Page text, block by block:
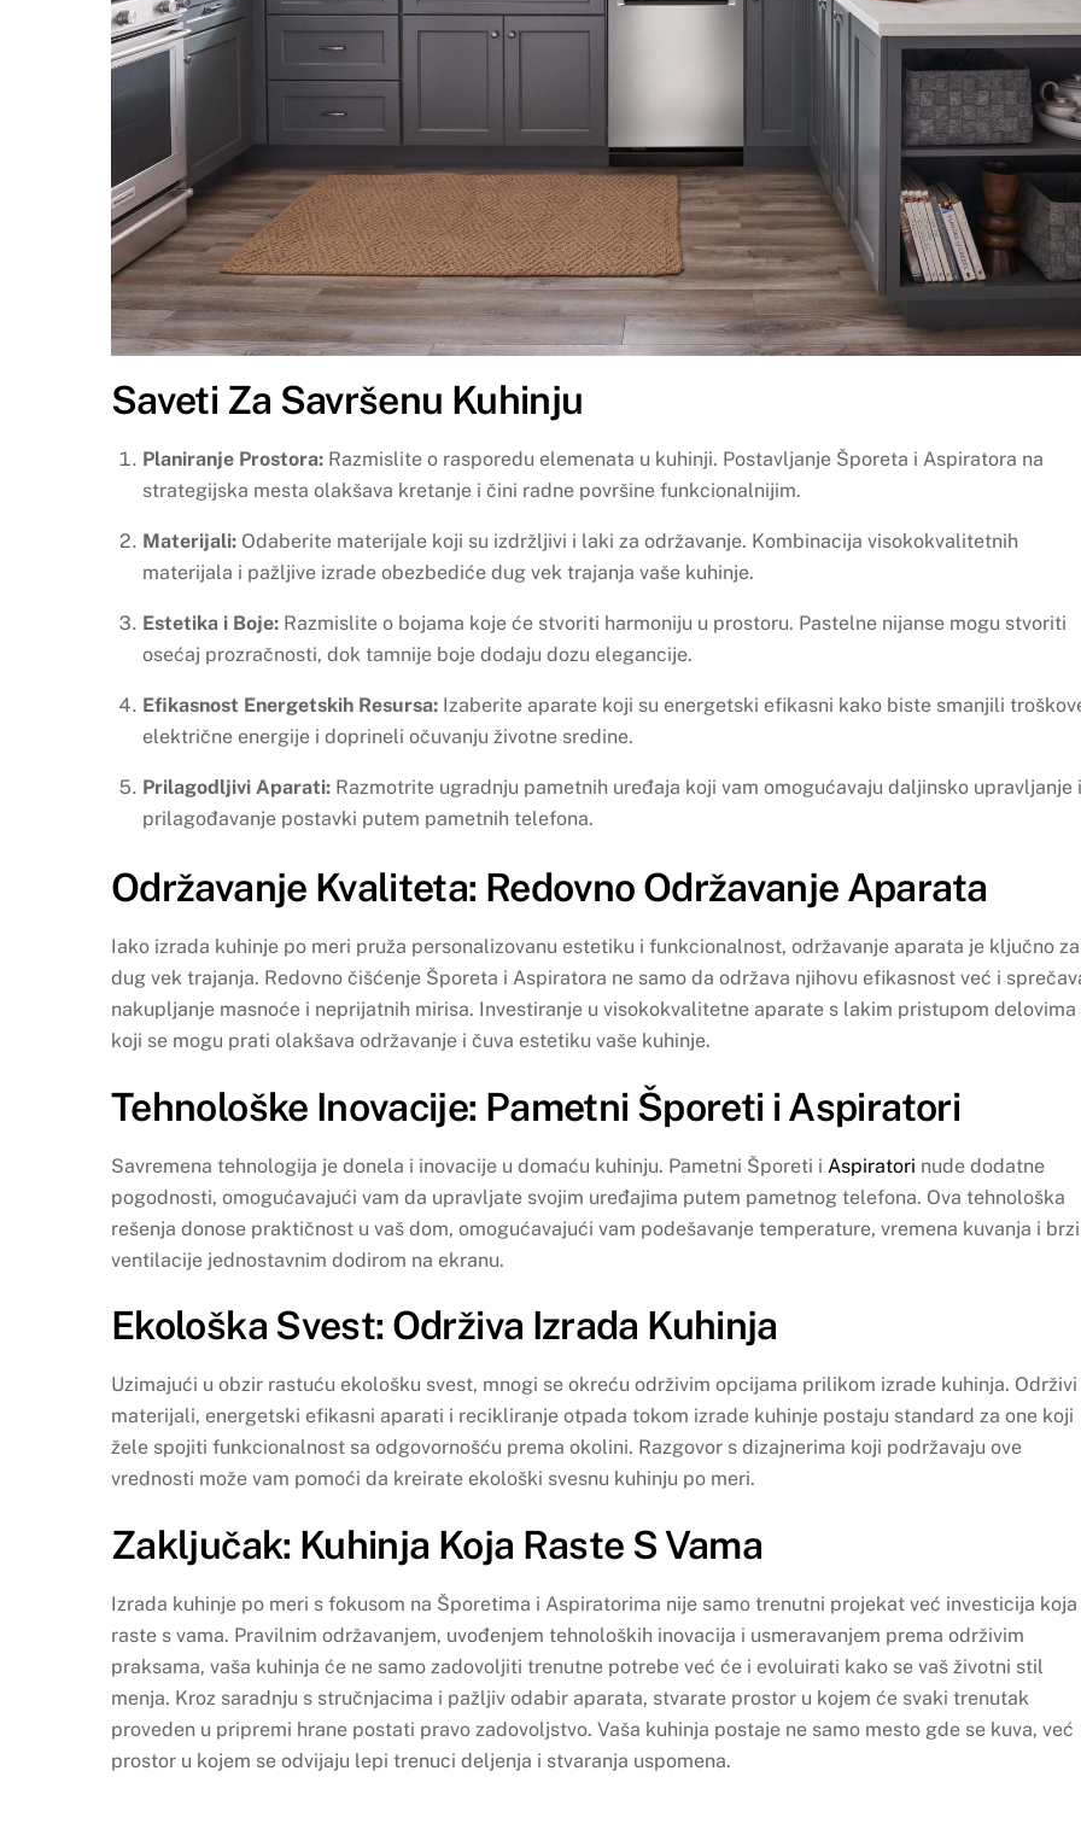
Saveti Za Savršenu Kuhinju
Planiranje Prostora:Razmislite o rasporedu elemenata u kuhinji. Postavljanje Šporeta i Aspiratora na
strategijska mesta olakšava kretanje i čini radne površine funkcionalnijim.
Materijali:Odaberite materijale koji su izdržljivi i laki za održavanje. Kombinacija visokokvalitetnih
materijala i pažljive izrade obezbediće dug vek trajanja vaše kuhinje.
Estetika i Boje:Razmislite o bojama koje će stvoriti harmoniju u prostoru. Pastelne nijanse mogu stvoriti
osećaj prozračnosti, dok tamnije boje dodaju dozu elegancije.
Efikasnost Energetskih Resursa:Izaberite aparate koji su energetski efikasni kako biste smanjili
električne energije i doprineli očuvanju životne sredine.
Prilagodljivi Aparati:Razmotrite ugradnju pametnih uređaja koji vam omogućavaju daljinsko upravljanje i
prilagođavanje postavki putem pametnih telefona.
Održavanje Kvaliteta: Redovno Održavanje Aparata
Iako izrada kuhinje po meri pruža personalizovanu estetiku i funkcionalnost, održavanje aparata je ključno za
dug vek trajanja. Redovno čišćenje Šporeta i Aspiratora ne samo da održava njihovu efikasnost već i
nakupljanje masnoće i neprijatnih mirisa. Investiranje u visokokvalitetne aparate s lakim pristupom delovima
koji se mogu prati olakšava održavanje i čuva estetiku vaše kuhinje.
Tehnološke Inovacije: Pametni Šporeti i Aspiratori
Savremena tehnologija je donela i inovacije u domaću kuhinju. Pametni Šporeti i Aspiratori nude dodatne
pogodnosti, omogućavajući vam da upravljate svojim uređajima putem pametnog telefona. Ova tehnološka
rešenja donose praktičnost u vaš dom, omogućavajući vam podešavanje temperature, vremena kuvanja i
ventilacije jednostavnim dodirom na ekranu.
Ekološka Svest: Održiva Izrada Kuhinja
Uzimajući u obzir rastuću ekološku svest, mnogi se okreću održivim opcijama prilikom izrade kuhinja. Održivi
materijali, energetski efikasni aparati i recikliranje otpada tokom izrade kuhinje postaju standard za one koji
žele spojiti funkcionalnost sa odgovornošću prema okolini. Razgovor s dizajnerima koji podržavaju ove
vrednosti može vam pomoći da kreirate ekološki svesnu kuhinju po meri.
Zaključak: Kuhinja Koja Raste S Vama
Izrada kuhinje po meri s fokusom na Šporetima i Aspiratorima nije samo trenutni projekat već investicija koja
raste s vama. Pravilnim održavanjem, uvođenjem tehnoloških inovacija i usmeravanjem prema održivim
praksama, vaša kuhinja će ne samo zadovoljiti trenutne potrebe već će i evoluirati kako se vaš životni stil
menja. Kroz saradnju s stručnjacima i pažljiv odabir aparata, stvarate prostor u kojem će svaki trenutak
proveden u pripremi hrane postati pravo zadovoljstvo. Vaša kuhinja postaje ne samo mesto gde se kuva, već
prostor u kojem se odvijaju lepi trenuci deljenja i stvaranja uspomena.